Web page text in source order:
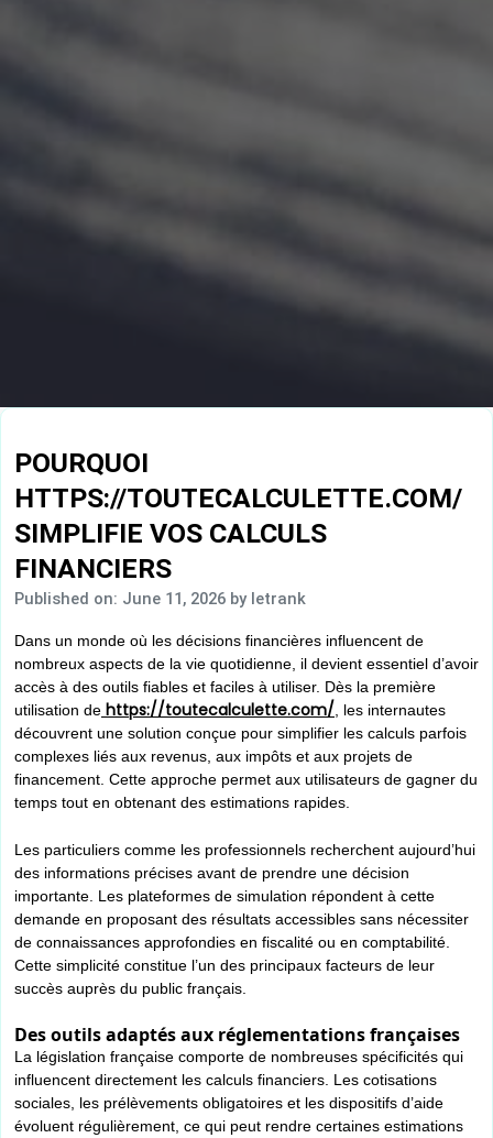
POURQUOI
HTTPS://TOUTECALCULETTE.COM/
SIMPLIFIE VOS CALCULS
FINANCIERS
Published on: June 11, 2026 by letrank
Dans un monde où les décisions financières influencent de
nombreux aspects de la vie quotidienne, il devient essentiel d’avoir
accès à des outils fiables et faciles à utiliser. Dès la première
utilisation de https://toutecalculette.com/ , les internautes
découvrent une solution conçue pour simplifier les calculs parfois
complexes liés aux revenus, aux impôts et aux projets de
financement. Cette approche permet aux utilisateurs de gagner du
temps tout en obtenant des estimations rapides.
Les particuliers comme les professionnels recherchent aujourd’hui
des informations précises avant de prendre une décision
importante. Les plateformes de simulation répondent à cette
demande en proposant des résultats accessibles sans nécessiter
de connaissances approfondies en fiscalité ou en comptabilité.
Cette simplicité constitue l’un des principaux facteurs de leur
succès auprès du public français.
Des outils adaptés aux réglementations françaises
La législation française comporte de nombreuses spécificités qui
influencent directement les calculs financiers. Les cotisations
sociales, les prélèvements obligatoires et les dispositifs d’aide
évoluent régulièrement, ce qui peut rendre certaines estimations